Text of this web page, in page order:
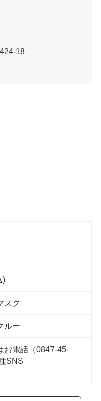
18
)
スク
ルー
お電話（0847-45-
SNS